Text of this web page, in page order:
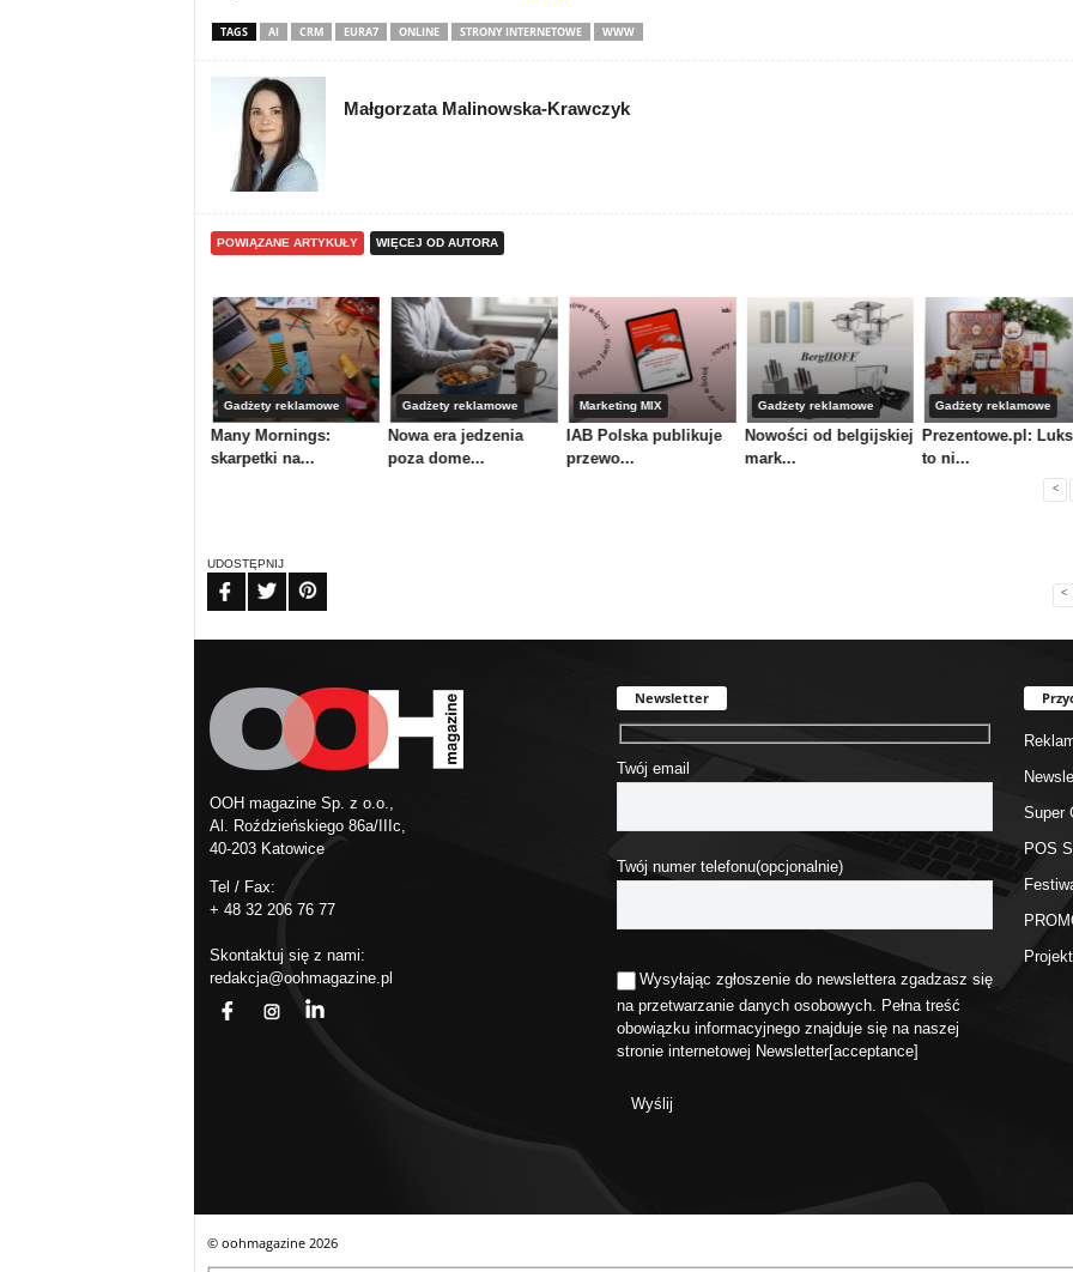
TAGS AI CRM EURA7 ONLINE STRONY INTERNETOWE WWW
Małgorzata Malinowska-Krawczyk
POWIĄZANE ARTYKUŁY WIĘCEJ OD AUTORA
Gadżety reklamowe
Many Mornings:
skarpetki na...
Gadżety reklamowe
Nowa era jedzenia
poza dome...
Marketing MIX
IAB Polska publikuje
przewo...
Gadżety reklamowe
Nowości od belgijskiej
mark...
Gadżety reklamowe
Prezentowe.pl:
to ni...
<
UDOSTĘPNIJ
<
OOH magazine Sp. z o.o.,
Al. Roździeńskiego 86a/IIIc,
40-203 Katowice
Tel / Fax:
+ 48 32 206 76 77
Skontaktuj się z nami:
redakcja@oohmagazine.pl
Newsletter
Twój email
Twój numer telefonu(opcjonalnie)
Wysyłając zgłoszenie do newslettera zgadzasz się
na przetwarzanie danych osobowych. Pełna treść
obowiązku informacyjnego znajduje się na naszej
stronie internetowej Newsletter[acceptance]
Super
POS
© oohmagazine2026